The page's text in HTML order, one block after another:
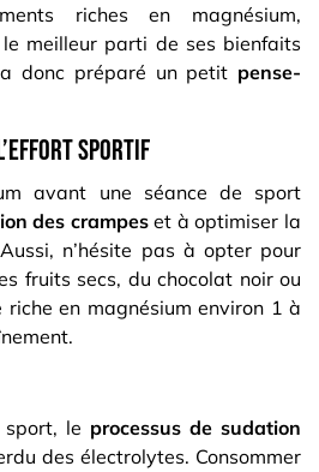
riches en magnésium,
meilleur parti de ses bienfaits
donc préparé un petit pense-
l’effort sportif
avant une séance de sport
des crampeset à optimiser la
n’hésite pas à opter pour
fruits secs, du chocolat noir ou
en magnésium environ 1 à
le processus de sudation
des électrolytes. Consommer